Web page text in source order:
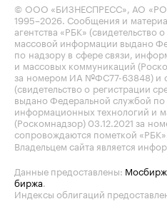
© ООО «БИЗНЕСПРЕСС», АО
1995–2026. Сообщения и
агентства «РБК» (свидетельство
массовой информации выдано
по надзору в сфере связи,
и массовых коммуникаций
за номером ИА №ФС77-63848) и
(свидетельство о регистрации
выдано Федеральной службой по
информационных технологий и
(Роскомнадзор) 03.12.2021 за
сопровождаются пометкой
Владельцем сайта является
Данные предоставлены:
биржа.
Индексы облигаций